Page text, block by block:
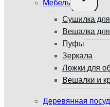
Мебель
дочернее
Сушилка
Вешалка
Пуфы
Зеркала
Ложки для
Вешалки и
Деревянная